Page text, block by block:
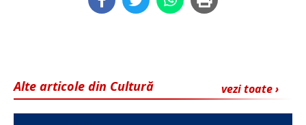
vezi toate ›
Alte articole din Cultură